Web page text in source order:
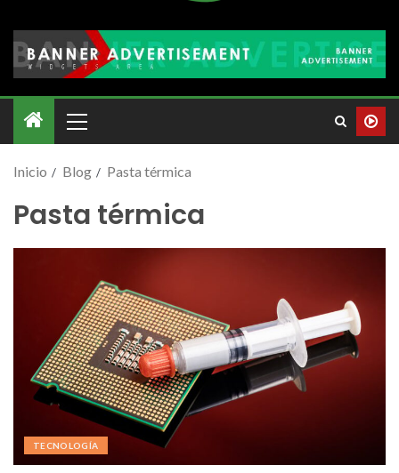
Inicio Blog Pasta térmica
Pasta térmica
TECNOLOGÍA